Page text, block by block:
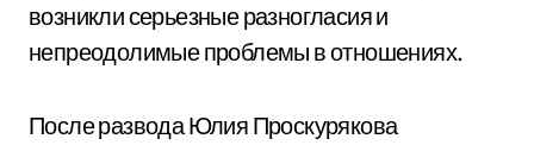
возникли серьезные разногласия и
непреодолимые проблемы в отношениях.
После развода Юлия Проскурякова